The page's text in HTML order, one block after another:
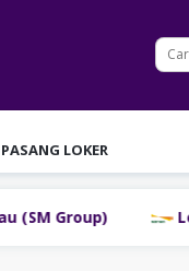
PASANG LOKER
Lowongan